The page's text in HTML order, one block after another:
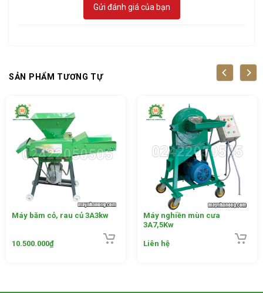
Những khó khăn khi phải sử dụng phương pháp
băm mía và cỏ voi thủ công
Gửi đánh giá của bạn
SẢN PHẨM TƯƠNG TỰ
Máy băm cỏ, rau củ 3A3kw
10.500.000₫
Máy nghiền mùn cưa
3A7,5Kw
Liên hệ